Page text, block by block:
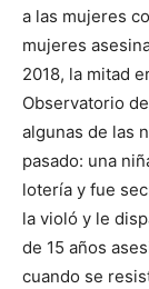
a las mujeres
mujeres
2018, la mitad
Observatorio
algunas de las
pasado: una
lotería y fue
la violó y le
de 15 años
cuando se